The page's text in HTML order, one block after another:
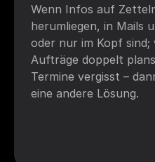
Wenn Infos auf
herumliegen, in Mails
oder nur im Kopf sind;
Aufträge doppelt
Termine vergisst –
eine andere Lösung.